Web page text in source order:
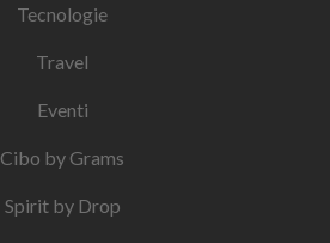
Tecnologie
Travel
Eventi
Cibo by Grams
Spirit by Drop